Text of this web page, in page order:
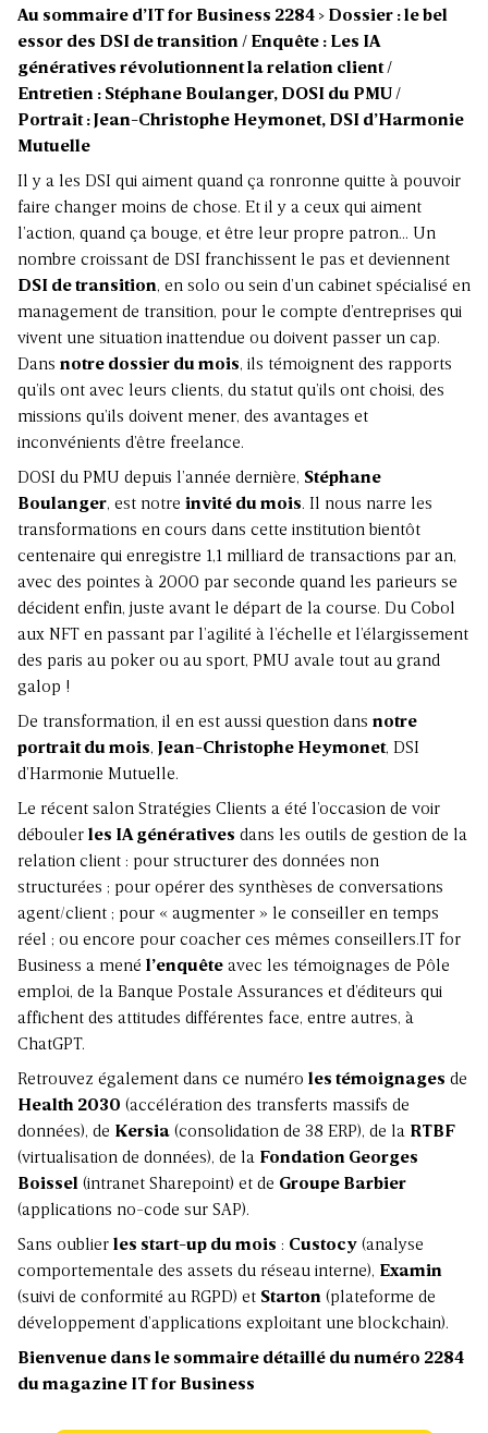
Au sommaire d’IT for Business 2284 > Dossier : le bel
essor des DSI de transition / Enquête : Les IA
génératives révolutionnent la relation client /
Entretien : Stéphane Boulanger, DOSI du PMU /
Portrait : Jean-Christophe Heymonet, DSI d’Harmonie
Mutuelle
Il y a les DSI qui aiment quand ça ronronne quitte à pouvoir
faire changer moins de chose. Et il y a ceux qui aiment
l’action, quand ça bouge, et être leur propre patron… Un
nombre croissant de DSI franchissent le pas et deviennent
DSI de transition, en solo ou sein d’un cabinet spécialisé en
management de transition, pour le compte d’entreprises qui
vivent une situation inattendue ou doivent passer un cap.
Dans notre dossier du mois, ils témoignent des rapports
qu’ils ont avec leurs clients, du statut qu’ils ont choisi, des
missions qu’ils doivent mener, des avantages et
inconvénients d’être freelance.
DOSI du PMU depuis l’année dernière, Stéphane
Boulanger, est notre invité du mois. Il nous narre les
transformations en cours dans cette institution bientôt
centenaire qui enregistre 1,1 milliard de transactions par an,
avec des pointes à 2000 par seconde quand les parieurs se
décident enfin, juste avant le départ de la course. Du Cobol
aux NFT en passant par l’agilité à l’échelle et l’élargissement
des paris au poker ou au sport, PMU avale tout au grand
galop !
De transformation, il en est aussi question dans notre
portrait du mois, Jean-Christophe Heymonet, DSI
d’Harmonie Mutuelle.
Le récent salon Stratégies Clients a été l’occasion de voir
débouler les IA génératives dans les outils de gestion de la
relation client : pour structurer des données non
structurées ; pour opérer des synthèses de conversations
agent/client ; pour « augmenter » le conseiller en temps
réel ; ou encore pour coacher ces mêmes conseillers.IT for
Business a mené l’enquête avec les témoignages de Pôle
emploi, de la Banque Postale Assurances et d’éditeurs qui
affichent des attitudes différentes face, entre autres, à
ChatGPT.
Retrouvez également dans ce numéro les témoignages de
Health 2030 (accélération des transferts massifs de
données), de Kersia (consolidation de 38 ERP), de la RTBF
(virtualisation de données), de la Fondation Georges
Boissel (intranet Sharepoint) et de Groupe Barbier
(applications no-code sur SAP).
Sans oublier les start-up du mois : Custocy (analyse
comportementale des assets du réseau interne), Examin
(suivi de conformité au RGPD) et Starton (plateforme de
développement d’applications exploitant une blockchain).
Bienvenue dans le sommaire détaillé du numéro 2284
du magazine IT for Business